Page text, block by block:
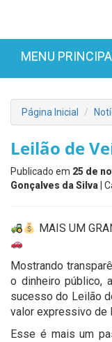
MENU
Página Inicial
Leilão de
Publicado em 25 de
Gonçalves da Silva |
MAIS UM
Mostrando
o dinheiro público,
sucesso do Leilão
valor expressivo de
Esse é mais um